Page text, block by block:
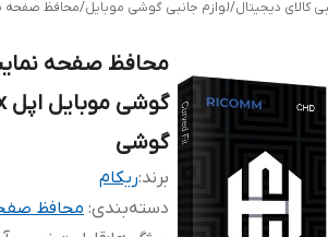
کالای دیجیتال/لوازم جانبی گوشی موبایل/محافظ
گوشی
برند:ریکام
دسته‌بندی: محافظ